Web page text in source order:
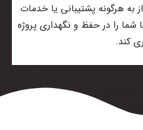
به هرگونه پشتیبانی یا خدمات
شما را در حفظ و نگهداری پروژه
کند.